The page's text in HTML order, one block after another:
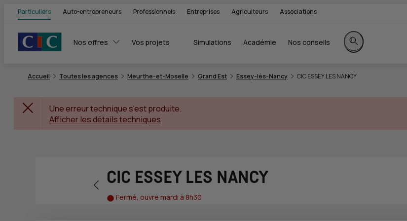
Particuliers Auto-entrepreneurs Professionnels Entreprises Agriculteurs Associations
Nos offres Vos projets Simulations Académie Nos conseils
Rechercher sur le site
Accueil Toutes les agences Meurthe-et-Moselle Grand Est Essey-lès-Nancy CIC ESSEY LES NANCY
Une erreur technique s'est produite.
Afficher les détails techniques
Retour vers la page précédente
CIC ESSEY LES NANCY
Fermé, ouvre mardi à 8h30